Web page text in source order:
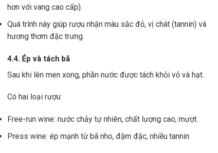
hơn với vang cao cấp).
Quá trình này giúp rượu nhận màu sắc đỏ, vị chát (tannin) và
hương thơm đặc trưng.
4.4. Ép và tách bã
Sau khi lên men xong, phần nước được tách khỏi vỏ và hạt.
Có hai loại rượu:
Free-run wine: nước chảy tự nhiên, chất lượng cao, mượt.
Press wine: ép mạnh từ bã nho, đậm đặc, nhiều tannin.